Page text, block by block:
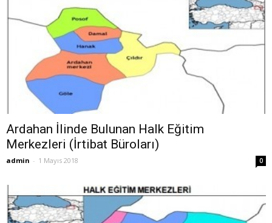
Ardahan İlinde Bulunan Halk Eğitim
Merkezleri (İrtibat Büroları)
admin - 1 Mayıs 2018 0